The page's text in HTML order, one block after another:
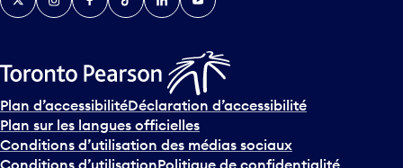
Plan d’accessibilitéDéclaration d’accessibilité
Plan sur les langues officielles
Conditions d’utilisation des médias sociaux
Conditions d’utilisationPolitique de confidentialité